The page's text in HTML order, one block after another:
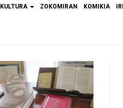
KULTURA ZOKOMIRAN KOMIKIA